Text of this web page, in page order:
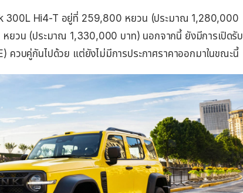
300L Hi4-T อยู่ที่ 259,800 หยวน (ประมาณ 1,280,000
ยวน (ประมาณ 1,330,000 บาท) นอกจากนี้ ยังมีการเปิดรับ
ควบคู่กันไปด้วย แต่ยังไม่มีการประกาศราคาออกมาในขณะนี้